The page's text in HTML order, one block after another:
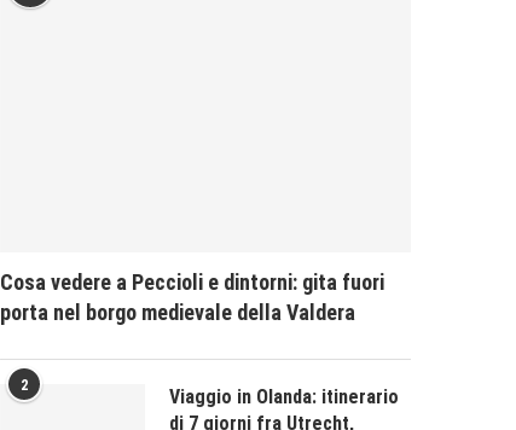
Cosa vedere a Peccioli e dintorni: gita fuori
porta nel borgo medievale della Valdera
2
Viaggio in Olanda: itinerario
di 7 giorni fra Utrecht,